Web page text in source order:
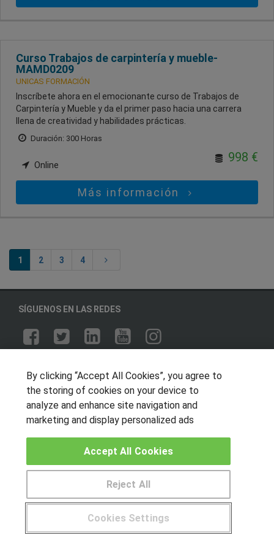
Curso Trabajos de carpintería y mueble-
MAMD0209
UNICAS FORMACIÓN
Inscríbete ahora en el emocionante curso de Trabajos de
Carpintería y Mueble y da el primer paso hacia una carrera
llena de creatividad y habilidades prácticas.
Duración: 300 Horas
Online
998 €
Más información
1 2 3 4
SÍGUENOS EN LAS REDES
Muro de los idiomas
Hablemos de empleo
Locos por las becas
CENTROS DE FORMACIÓN
Aviso legal
¿Tienes alguna duda? 900 264 357
By clicking “Accept All Cookies”, you agree to
the storing of cookies on your device to
analyze and enhance site navigation and
marketing and display personalized ads
Cookies Settings
Reject All
Accept All Cookies